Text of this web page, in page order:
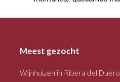
Meest gezocht
Wijnhuizen in Ribera del Duero